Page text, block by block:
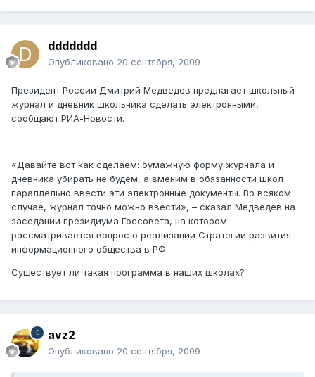
ddddddd
Опубликовано 20 сентября, 2009
Президент России Дмитрий Медведев предлагает школьный
журнал и дневник школьника сделать электронными,
сообщают РИА-Новости.
«Давайте вот как сделаем: бумажную форму журнала и
дневника убирать не будем, а вменим в обязанности школ
параллельно ввести эти электронные документы. Во всяком
случае, журнал точно можно ввести», – сказал Медведев на
заседании президиума Госсовета, на котором
рассматривается вопрос о реализации Стратегии развития
информационного общества в РФ.
Существует ли такая программа в наших школах?
avz2
Опубликовано 20 сентября, 2009